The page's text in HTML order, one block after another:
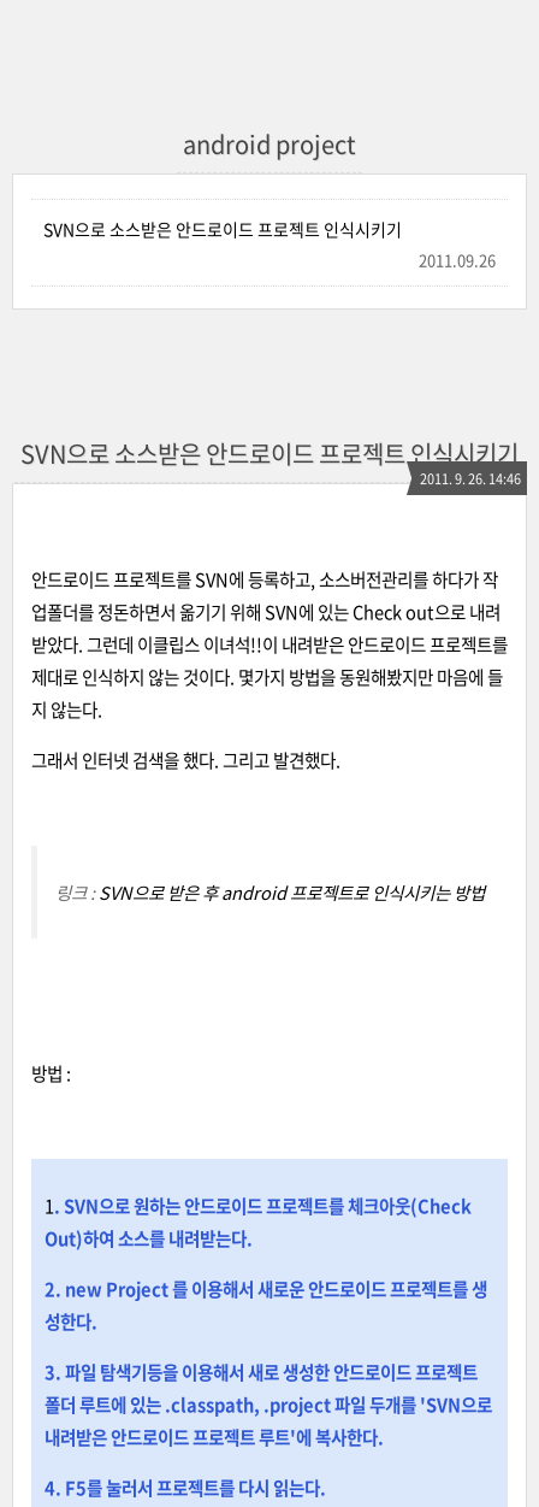
android project
SVN으로 소스받은 안드로이드 프로젝트 인식시키기
2011.09.26
SVN으로 소스받은 안드로이드 프로젝트 인식시키기
2011. 9. 26. 14:46
안드로이드 프로젝트를 SVN에 등록하고, 소스버전관리를 하다가 작
업폴더를 정돈하면서 옮기기 위해 SVN에 있는 Check out으로 내려
받았다. 그런데 이클립스 이녀석!!이 내려받은 안드로이드 프로젝트를
제대로 인식하지 않는 것이다. 몇가지 방법을 동원해봤지만 마음에 들
지 않는다.
그래서 인터넷 검색을 했다. 그리고 발견했다.
링크 :SVN으로 받은 후 android 프로젝트로 인식시키는 방법
방법 :
1. SVN으로 원하는 안드로이드 프로젝트를 체크아웃(Check
Out)하여 소스를 내려받는다.
2. new Project 를 이용해서 새로운 안드로이드 프로젝트를 생
성한다.
3. 파일 탐색기등을 이용해서 새로 생성한 안드로이드 프로젝트
폴더 루트에 있는 .classpath, .project 파일 두개를 'SVN으로
내려받은 안드로이드 프로젝트 루트'에 복사한다.
4. F5를 눌러서 프로젝트를 다시 읽는다.